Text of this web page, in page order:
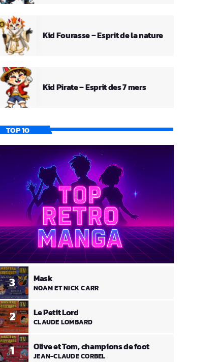
Kid Fourasse – Esprit de la nature
Kid Pirate – Esprit des 7 mers
TOP 10
1 Olive et Tom, champions de foot
JEAN-CLAUDE CORBEL
2 Le Petit Lord
CLAUDE LOMBARD
3 Mask
NOAM ET NICK CARR